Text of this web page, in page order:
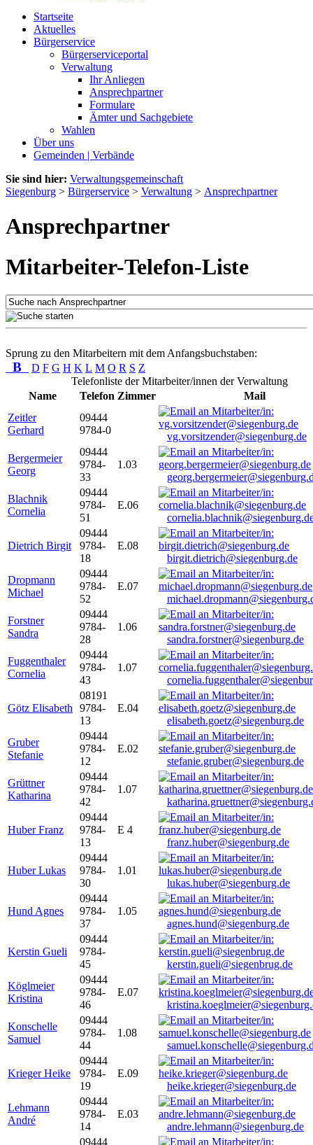
Startseite
Aktuelles
Bürgerservice
Bürgerserviceportal
Verwaltung
Ihr Anliegen
Ansprechpartner
Formulare
Ämter und Sachgebiete
Wahlen
Über uns
Gemeinden | Verbände
Sie sind hier: Verwaltungsgemeinschaft
Siegenburg > Bürgerservice > Verwaltung > Ansprechpartner
Ansprechpartner
Mitarbeiter-Telefon-Liste
Sprung zu den Mitarbeitern mit dem Anfangsbuchstaben:
B D F G H K L M O R S Z
Telefonliste der Mitarbeiter/innen der Verwaltung
Name
Telefon Zimmer
Mail
Zeitler
Gerhard
09444
9784-0
vg.vorsitzender@siegenburg.de
Bergermeier
Georg
09444
9784-
33
1.03
Blachnik
Cornelia
09444
9784-
51
E.06
Dietrich Birgit
09444
9784-
18
E.08
birgit.dietrich@siegenburg.de
Dropmann
Michael
09444
9784-
52
E.07
Forstner
Sandra
09444
9784-
28
1.06
sandra.forstner@siegenburg.de
Fuggenthaler
Cornelia
09444
9784-
43
1.07
Götz Elisabeth
08191
9784-
13
E.04
elisabeth.goetz@siegenburg.de
Gruber
Stefanie
09444
9784-
12
E.02
stefanie.gruber@siegenburg.de
Grüttner
Katharina
09444
9784-
42
1.07
Huber Franz
09444
9784-
13
E 4
franz.huber@siegenburg.de
Huber Lukas
09444
9784-
30
1.01
lukas.huber@siegenburg.de
Hund Agnes
09444
9784-
37
1.05
agnes.hund@siegenburg.de
Kerstin Gueli
09444
9784-
45
kerstin.gueli@siegenbrug.de
Köglmeier
Kristina
09444
9784-
46
E.07
Konschelle
Samuel
09444
9784-
44
1.08
Krieger Heike
09444
9784-
19
E.09
heike.krieger@siegenburg.de
Lehmann
André
09444
9784-
14
E.03
andre.lehmann@siegenburg.de
09444